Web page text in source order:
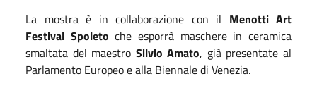
La mostra è in collaborazione con il Menotti Art
Festival Spoleto che esporrà maschere in ceramica
smaltata del maestro Silvio Amato, già presentate al
Parlamento Europeo e alla Biennale di Venezia.